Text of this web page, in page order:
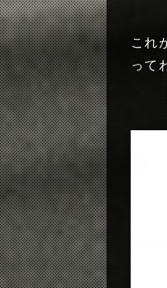
これ
って